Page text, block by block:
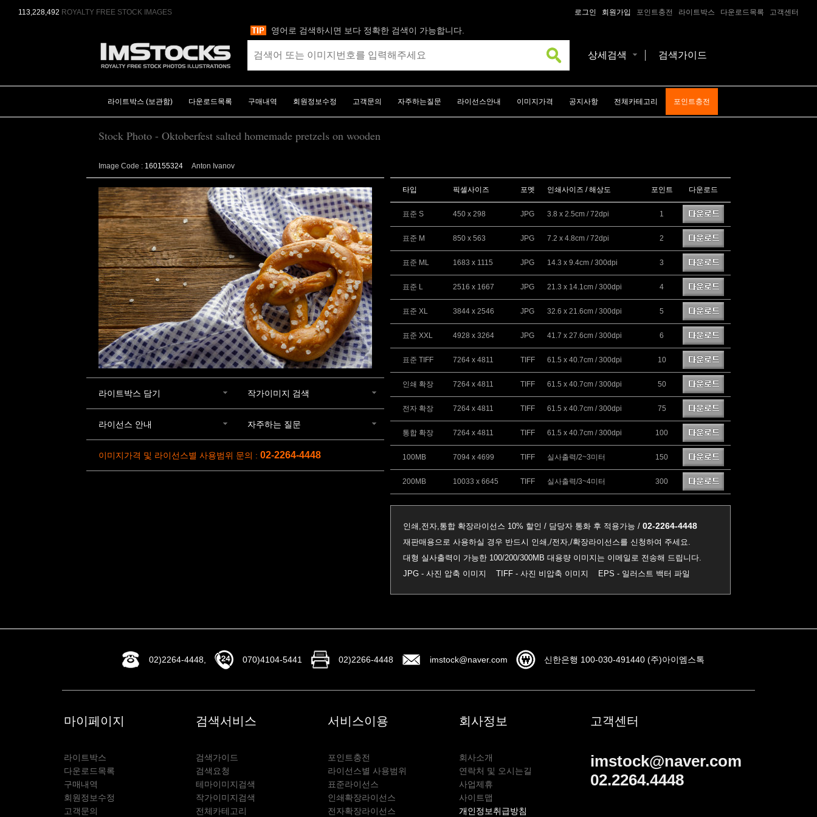
영어로 검색하시면 보다 정확한 검색이 가능합니다.
113,228,492 ROYALTY FREE STOCK IMAGES 로그인 회원가입 포인트충전 라이트박스 다운로드목록 고객센터
상세검색 검색가이드
라이트박스 (보관함) 다운로드목록 구매내역 회원정보수정 고객문의 자주하는질문 라이선스안내 이미지가격 공지사항 전체카테고리 포인트충전
Stock Photo - Oktoberfest salted homemade pretzels on wooden
Image Code : 160155324 Anton Ivanov
라이트박스 담기 작가이미지 검색
라이선스 안내 자주하는 질문
이미지가격 및 라이선스별 사용범위 문의 : 02-2264-4448
타입 픽셀사이즈 포멧 인쇄사이즈 / 해상도 포인트 다운로드
표준 S 450 x 298 JPG 3.8 x 2.5cm / 72dpi 1
표준 M 850 x 563 JPG 7.2 x 4.8cm / 72dpi 2
표준 ML 1683 x 1115 JPG 14.3 x 9.4cm / 300dpi 3
표준 L 2516 x 1667 JPG 21.3 x 14.1cm / 300dpi 4
표준 XL 3844 x 2546 JPG 32.6 x 21.6cm / 300dpi 5
표준 XXL 4928 x 3264 JPG 41.7 x 27.6cm / 300dpi 6
표준 TIFF 7264 x 4811 TIFF 61.5 x 40.7cm / 300dpi 10
인쇄 확장 7264 x 4811 TIFF 61.5 x 40.7cm / 300dpi 50
전자 확장 7264 x 4811 TIFF 61.5 x 40.7cm / 300dpi 75
통합 확장 7264 x 4811 TIFF 61.5 x 40.7cm / 300dpi 100
100MB 7094 x 4699 TIFF 실사출력/2~3미터 150
200MB 10033 x 6645 TIFF 실사출력/3~4미터 300
인쇄,전자,통합 확장라이선스 10% 할인 / 담당자 통화 후 적용가능 / 02-2264-4448
재판매용으로 사용하실 경우 반드시 인쇄,/전자,/확장라이선스를 신청하여 주세요.
대형 실사출력이 가능한 100/200/300MB 대용량 이미지는 이메일로 전송해 드립니다.
JPG - 사진 압축 이미지 TIFF - 사진 비압축 이미지 EPS - 일러스트 백터 파일
02)2264-4448, 070)4104-5441 02)2266-4448 imstock@naver.com 신한은행 100-030-491440 (주)아이엠스톡
마이페이지 검색서비스 서비스이용 회사정보 고객센터
라이트박스 검색가이드 포인트충전 회사소개
imstock@naver.com
02.2264.4448
다운로드목록 검색요청 라이선스별 사용범위
연락처 및 오시는길
구매내역
테마이미지검색 표준라이선스
사업제휴
회원정보수정
작가이미지검색 인쇄확장라이선스
사이트맵
고객문의
전체카테고리 전자확장라이선스 개인정보취급방침